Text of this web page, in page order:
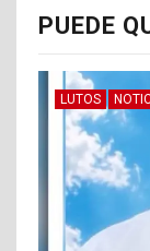
PUEDE
LUTOS